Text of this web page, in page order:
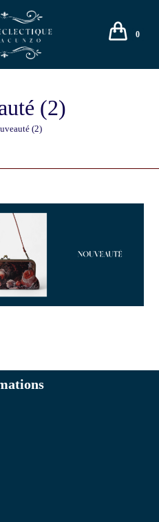
0
(2)
(2)